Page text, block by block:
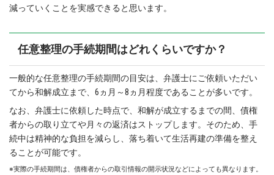
減っていくことを実感できると思います。
任意整理の手続期間はどれくらいですか？
一般的な任意整理の手続期間の目安は、弁護士にご依頼いただい
てから和解成立まで、6ヵ月～8ヵ月程度であることが多いです。
なお、弁護士に依頼した時点で、和解が成立するまでの間、債権
者からの取り立てや月々の返済はストップします。そのため、手
続中は精神的な負担を減らし、落ち着いて生活再建の準備を整え
ることが可能です。
※実際の手続期間は、債権者からの取引情報の開示状況などによっても異なります。